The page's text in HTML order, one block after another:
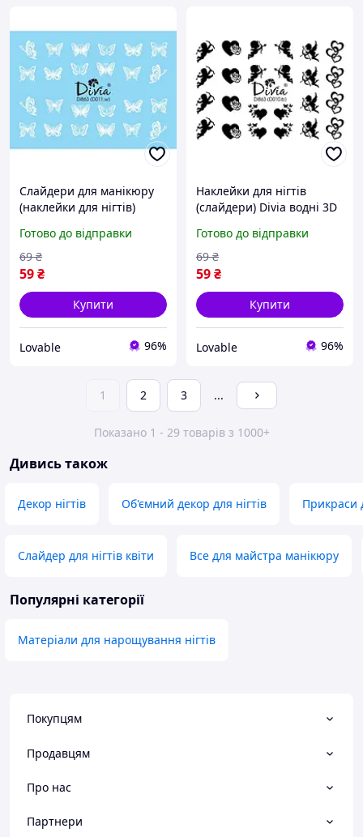
Слайдери для манікюру
(наклейки для нігтів)
Метелики, об'ємний
декор
Готово до відправки
59₴
69 ₴
Купити
Lovable 96%
Наклейки для нігтів
(слайдери) Divia водні 3D
об'ємний декор для
манікюру
Готово до відправки
59₴
69 ₴
Купити
Lovable 96%
1 2 3 ...
Показано 1 - 29 товарів з 1000+
Дивись також
Декор нігтів Об'ємний декор для нігтів Прикраси
Слайдер для нігтів квіти Все для майстра манікюру
Популярні категорії
Матеріали для нарощування нігтів
Покупцям
Продавцям
Про нас
Партнери